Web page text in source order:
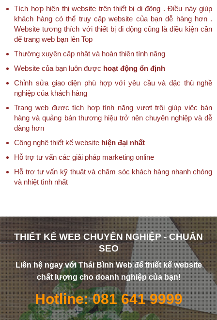
Tích hợp hiện thị website trên thiết bị di động . Điều này giúp
khách hàng có thể truy cập website của bạn dễ hàng hơn .
Website tương thích với thiết bị di động cũng là điều kiện cần
để trang web bạn lên Top
Thường xuyên cập nhật và hoàn thiện tính năng
Website của bạn luôn được hoạt động ổn định
Chỉnh sửa giao diện phù hợp với yêu cầu và đặc thù nghề
nghiệp của khách hàng
Trang web được tích hợp tính năng vượt trội giúp việc bán
hàng và quảng bán thương hiệu trở nên chuyên nghiệp và dễ
dàng hơn
Công nghệ thiết kế website hiện đại nhất
Hỗ trợ tư vấn các giải pháp marketing online
Hỗ trợ tư vấn kỹ thuật và chăm sóc khách hàng nhanh chóng
và nhiệt tình nhất
THIẾT KẾ WEB CHUYÊN NGHIỆP - CHUẨN
SEO
Liên hệ ngay với Thái Bình Web để thiết kế website
chất lượng cho doanh nghiệp của bạn!
Hotline: 081 641 9999